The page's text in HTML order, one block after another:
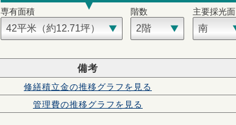
専有面積 階数 主要採光面
備考
修繕積立金の推移グラフを見る
管理費の推移グラフを見る